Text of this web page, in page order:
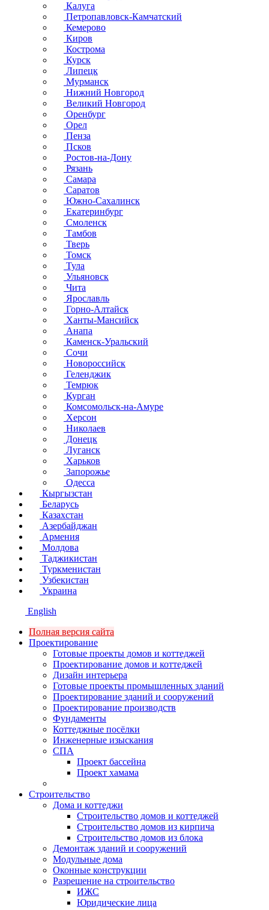
Калуга
Петропавловск-Камчатский
Кемерово
Киров
Кострома
Курск
Липецк
Мурманск
Нижний Новгород
Великий Новгород
Оренбург
Орел
Пенза
Псков
Ростов-на-Дону
Рязань
Самара
Саратов
Южно-Сахалинск
Екатеринбург
Смоленск
Тамбов
Тверь
Томск
Тула
Ульяновск
Чита
Ярославль
Горно-Алтайск
Ханты-Мансийск
Анапа
Каменск-Уральский
Сочи
Новороссийск
Геленджик
Темрюк
Курган
Комсомольск-на-Амуре
Херсон
Николаев
Донецк
Луганск
Харьков
Запорожье
Одесса
Кыргызстан
Беларусь
Казахстан
Азербайджан
Армения
Молдова
Таджикистан
Туркменистан
Узбекистан
Украина
English
Полная версия сайта
Проектирование
Готовые проекты домов и коттеджей
Проектирование домов и коттеджей
Дизайн интерьера
Готовые проекты промышленных зданий
Проектирование зданий и сооружений
Проектирование производств
Фундаменты
Коттеджные посёлки
Инженерные изыскания
СПА
Проект бассейна
Проект хамама
Строительство
Дома и коттеджи
Строительство домов и коттеджей
Строительство домов из кирпича
Строительство домов из блока
Демонтаж зданий и сооружений
Модульные дома
Оконные конструкции
Разрешение на строительство
ИЖС
Юридические лица